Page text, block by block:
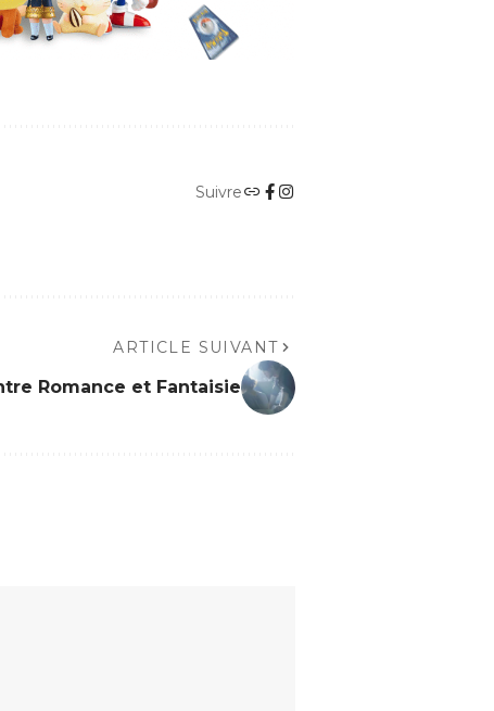
Suivre
ARTICLE SUIVANT
Romance et Fantaisie